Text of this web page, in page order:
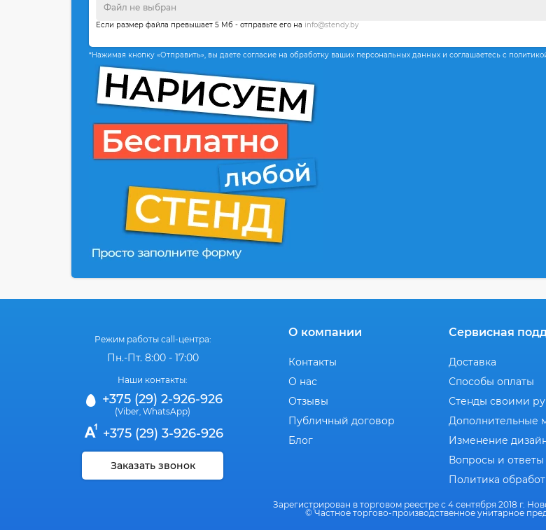
Если размер файла превышает 5 Мб - отправьте его на info@stendy.by
*Нажимая кнопку «Отправить», вы даете согласие на обработку ваших персональных данных и соглашаетесь с
Режим работы call-центра:
Пн.-Пт. 8:00 - 17:00
Наши контакты:
+375 (29) 2-926-926
(Viber, WhatsApp)
+375 (29) 3-926-926
Заказать звонок
О компании
Контакты
О нас
Отзывы
Публичный договор
Блог
Сервисная
Доставка
Способы оплаты
Стенды своими
Дополнительные
Изменение
Вопросы и ответы
Политика
Зарегистрирован в торговом реестре с 4 сентября 2018 г.
© Частное торгово-производственное унитарное